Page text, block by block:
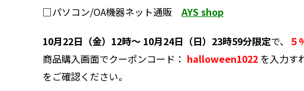
□パソコン/OA機器ネット通販 AYS shop
10月22日（金）12時～ 10月24日（日）23時59分限定で、 ５
商品購入画面でクーポンコード： halloween1022 を入力す
をご確認ください。